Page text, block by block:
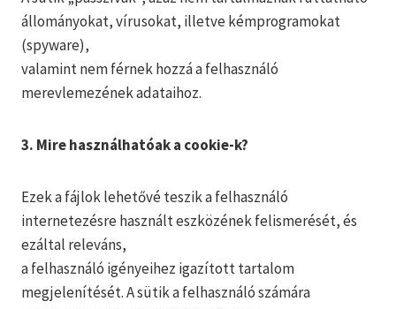
állományokat, vírusokat, illetve kémprogramokat
(spyware),
valamint nem férnek hozzá a felhasználó
merevlemezének adataihoz.
3. Mire használhatóak a cookie-k?
Ezek a fájlok lehetővé teszik a felhasználó
internetezésre használt eszközének felismerését, és
ezáltal releváns,
a felhasználó igényeihez igazított tartalom
megjelenítését. A sütik a felhasználó számára